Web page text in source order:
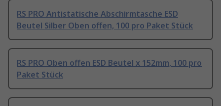
RS PRO Antistatische Abschirmtasche ESD
Beutel Silber Oben offen, 100 pro Paket Stück
RS PRO Oben offen ESD Beutel x 152mm, 100 pro
Paket Stück